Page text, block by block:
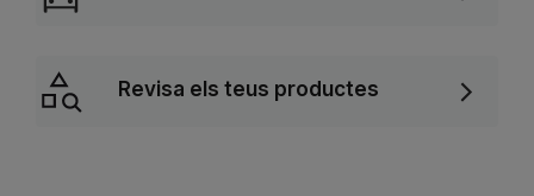
Revisa els teus productes